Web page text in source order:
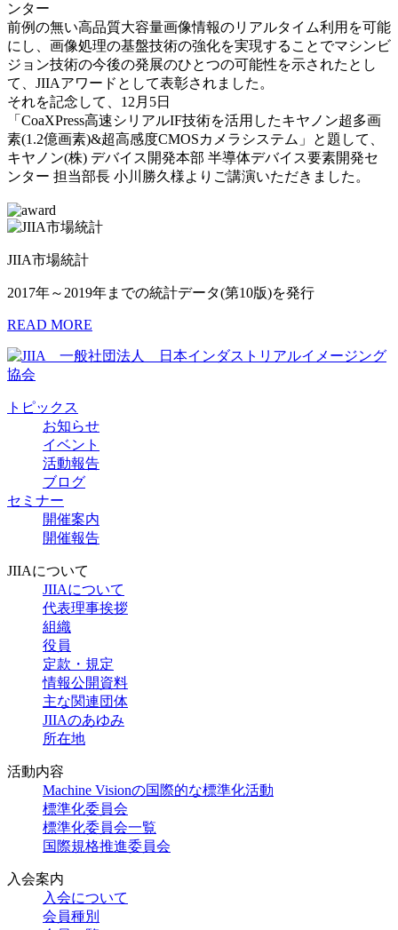
ンター
前例の無い高品質大容量画像情報のリアルタイム利用を可能
にし、画像処理の基盤技術の強化を実現することでマシンビ
ジョン技術の今後の発展のひとつの可能性を示されたとし
て、JIIAアワードとして表彰されました。
それを記念して、12月5日
「CoaXPress高速シリアルIF技術を活用したキヤノン超多画
素(1.2億画素)&超高感度CMOSカメラシステム」と題して、
キヤノン(株) デバイス開発本部 半導体デバイス要素開発セ
ンター 担当部長 小川勝久様よりご講演いただきました。
JIIA市場統計
2017年～2019年までの統計データ(第10版)を発行
READ MORE
トピックス
お知らせ
イベント
活動報告
ブログ
セミナー
開催案内
開催報告
JIIAについて
JIIAについて
代表理事挨拶
組織
役員
定款・規定
情報公開資料
主な関連団体
JIIAのあゆみ
所在地
活動内容
Machine Visionの国際的な標準化活動
標準化委員会
標準化委員会一覧
国際規格推進委員会
入会案内
入会について
会員種別